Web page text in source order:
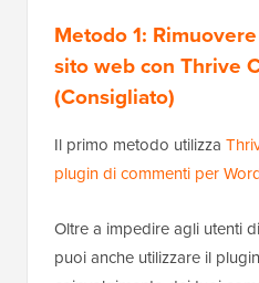
Metodo 1:
sito web con Thrive
(Consigliato)
Il primo metodo utilizza
plugin di commenti per
Oltre a impedire agli utenti
puoi anche utilizzare il